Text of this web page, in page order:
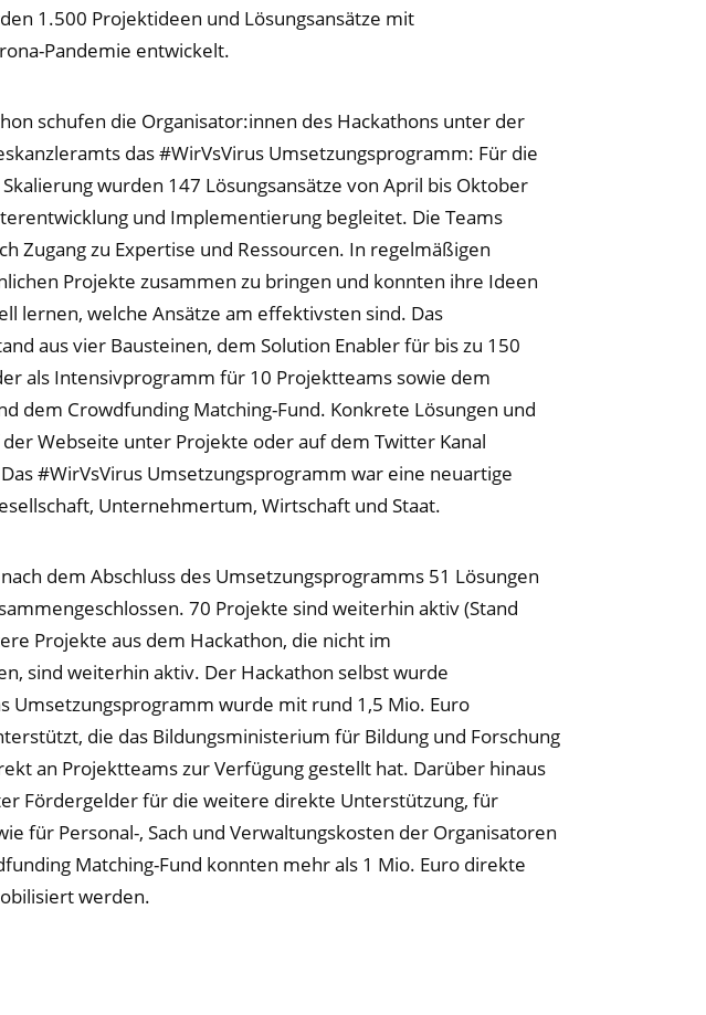
1.500 Projektideen und Lösungsansätze mit
Pandemie entwickelt.
schufen die Organisator:innen des Hackathons unter der
das #WirVsVirus Umsetzungsprogramm: Für die
wurden 147 Lösungsansätze von April bis Oktober
und Implementierung begleitet. Die Teams
Zugang zu Expertise und Ressourcen. In regelmäßigen
Projekte zusammen zu bringen und konnten ihre Ideen
lernen, welche Ansätze am effektivsten sind. Das
aus vier Bausteinen, dem Solution Enabler für bis zu 150
als Intensivprogramm für 10 Projektteams sowie dem
dem Crowdfunding Matching-Fund. Konkrete Lösungen und
Webseite unter Projekte oder auf dem Twitter Kanal
#WirVsVirus Umsetzungsprogramm war eine neuartige
Unternehmertum, Wirtschaft und Staat.
dem Abschluss des Umsetzungsprogramms 51 Lösungen
70 Projekte sind weiterhin aktiv (Stand
Projekte aus dem Hackathon, die nicht im
sind weiterhin aktiv. Der Hackathon selbst wurde
Umsetzungsprogramm wurde mit rund 1,5 Mio. Euro
die das Bildungsministerium für Bildung und Forschung
an Projektteams zur Verfügung gestellt hat. Darüber hinaus
Fördergelder für die weitere direkte Unterstützung, für
für Personal-, Sach und Verwaltungskosten der Organisatoren
Matching-Fund konnten mehr als 1 Mio. Euro direkte
werden.